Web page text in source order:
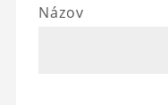
Názov